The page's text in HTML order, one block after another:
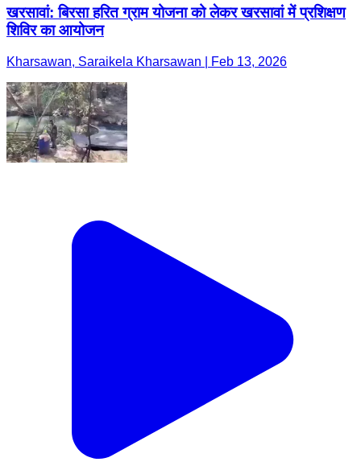
खरसावां: बिरसा हरित ग्राम योजना को लेकर खरसावां में प्रशिक्षण
शिविर का आयोजन
Kharsawan, Saraikela Kharsawan | Feb 13, 2026